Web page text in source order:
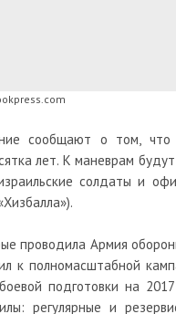
сообщают о том,
лет. К маневрам
солдаты и
проводила Армия
к полномасштабной
подготовки на
регулярные и